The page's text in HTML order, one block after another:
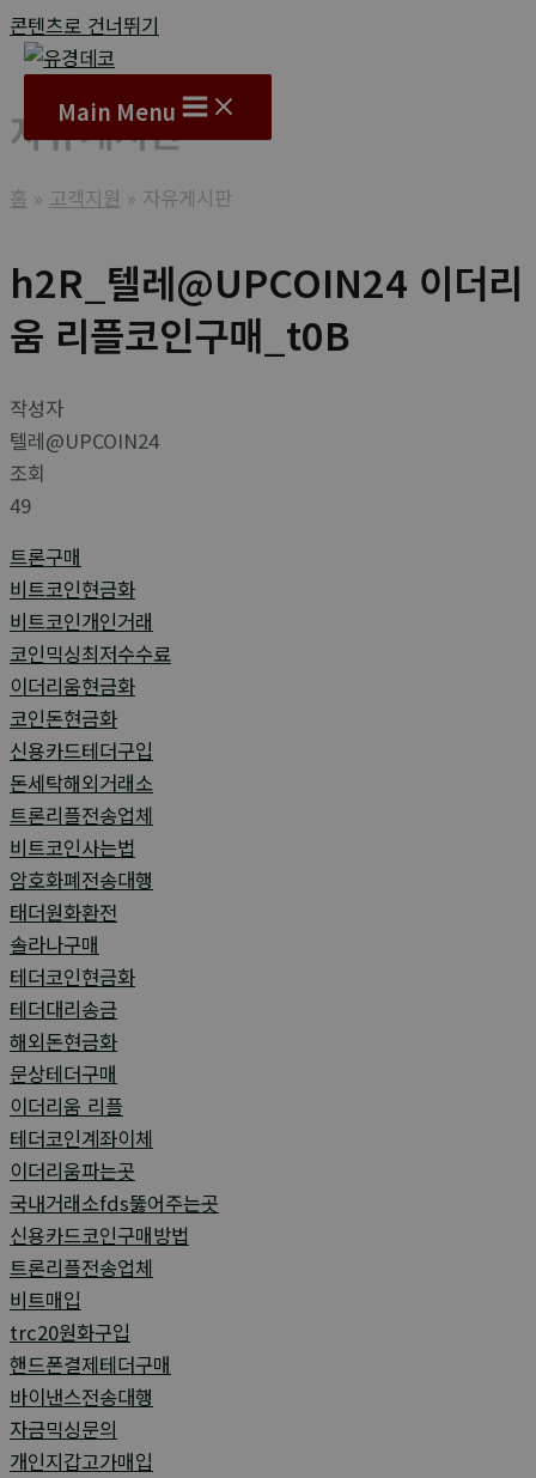
콘텐츠로 건너뛰기
Main Menu
자유게시판
홈 고객지원 자유게시판
h2R_텔레@UPCOIN24 이더리
움 리플코인구매_t0B
작성자
텔레@UPCOIN24
조회
49
트론구매
비트코인현금화
비트코인개인거래
코인믹싱최저수수료
이더리움현금화
코인돈현금화
신용카드테더구입
돈세탁해외거래소
트론리플전송업체
비트코인사는법
암호화폐전송대행
태더원화환전
솔라나구매
테더코인현금화
테더대리송금
해외돈현금화
문상테더구매
이더리움 리플
테더코인계좌이체
이더리움파는곳
국내거래소fds뚫어주는곳
신용카드코인구매방법
트론리플전송업체
비트매입
trc20원화구입
핸드폰결제테더구매
바이낸스전송대행
자금믹싱문의
개인지갑고가매입